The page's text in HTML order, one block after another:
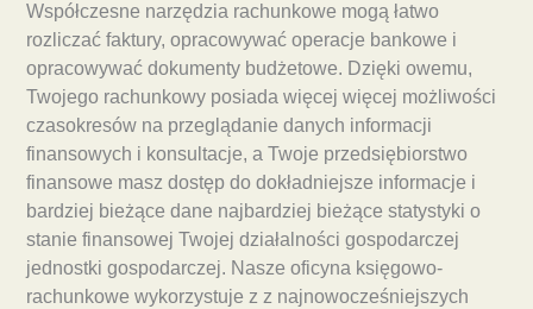
Współczesne narzędzia rachunkowe mogą łatwo
rozliczać faktury, opracowywać operacje bankowe i
opracowywać dokumenty budżetowe. Dzięki owemu,
Twojego rachunkowy posiada więcej więcej możliwości
czasokresów na przeglądanie danych informacji
finansowych i konsultacje, a Twoje przedsiębiorstwo
finansowe masz dostęp do dokładniejsze informacje i
bardziej bieżące dane najbardziej bieżące statystyki o
stanie finansowej Twojej działalności gospodarczej
jednostki gospodarczej. Nasze oficyna księgowo-
rachunkowe wykorzystuje z z najnowocześniejszych